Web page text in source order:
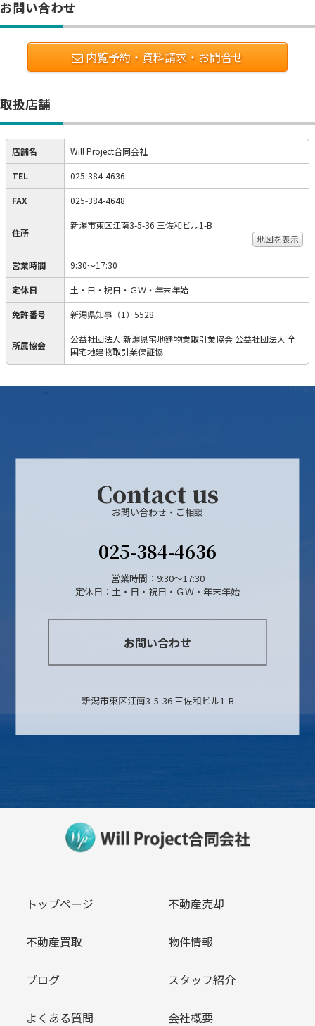
お問い合わせ
内覧予約・資料請求・お問合せ
取扱店舗
店舗名 Will Project合同会社
TEL 025-384-4636
FAX 025-384-4648
住所
新潟市東区江南3-5-36 三佐和ビル1-B
地図を表示
営業時間 9:30～17:30
定休日 土・日・祝日・ＧＷ・年末年始
免許番号 新潟県知事（1）5528
所属協会
公益社団法人 新潟県宅地建物業取引業協会 公益社団法人 全
国宅地建物取引業保証協
Contact us
お問い合わせ・ご相談
025-384-4636
営業時間：9:30～17:30
定休日：土・日・祝日・ＧＷ・年末年始
お問い合わせ
新潟市東区江南3-5-36 三佐和ビル1-B
トップページ 不動産売却
不動産買取 物件情報
ブログ スタッフ紹介
よくある質問 会社概要